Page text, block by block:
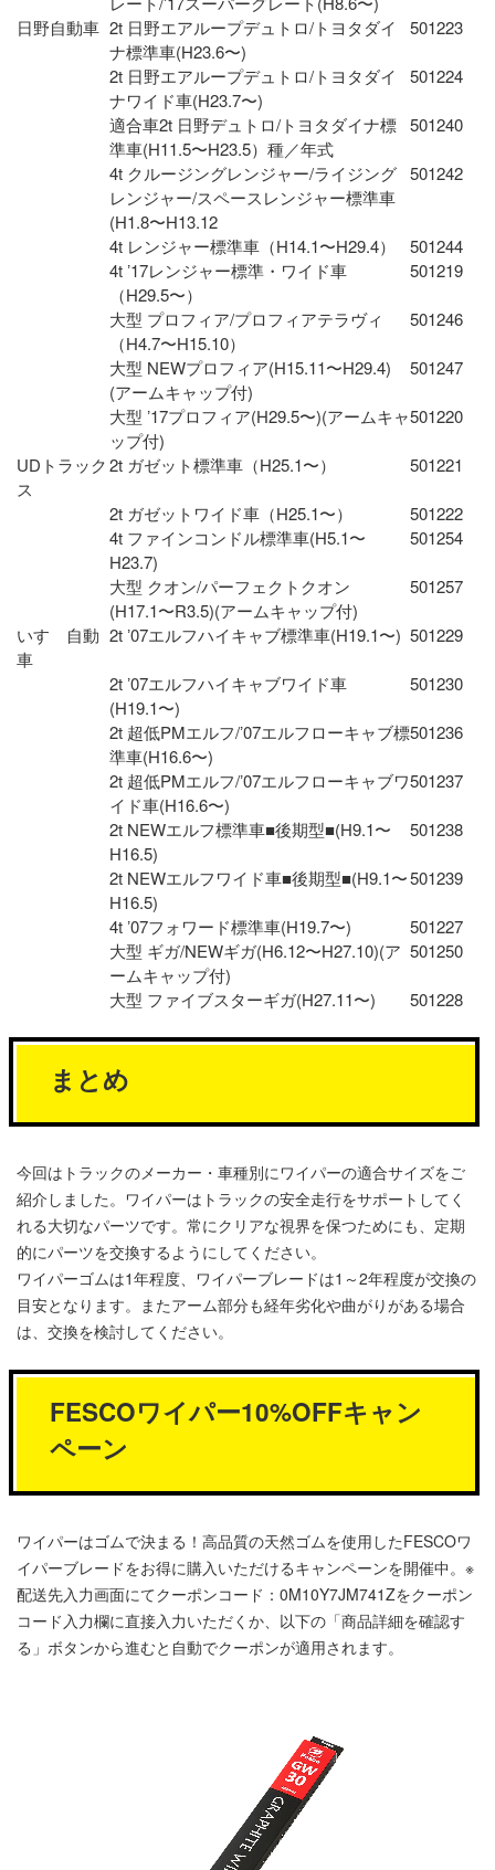
日野自動車 2t 日野エアループデュトロ/トヨタダイ
ナ標準車(H23.6〜)
501223
2t 日野エアループデュトロ/トヨタダイ
ナワイド車(H23.7〜)
501224
適合車2t 日野デュトロ/トヨタダイナ標
準車(H11.5〜H23.5）種／年式
501240
4t クルージングレンジャー/ライジング
レンジャー/スペースレンジャー標準車
(H1.8〜H13.12
501242
4t レンジャー標準車（H14.1〜H29.4）
501244
4t ʼ17レンジャー標準・ワイド車
（H29.5〜）
501219
大型 プロフィア/プロフィアテラヴィ
（H4.7〜H15.10）
501246
大型 NEWプロフィア(H15.11〜H29.4)
(アームキャップ付)
501247
大型 ʼ17プロフィア(H29.5〜)(アームキャ
ップ付)
501220
UDトラック
ス
2t ガゼット標準車（H25.1〜） 501221
2t ガゼットワイド車（H25.1〜）
501222
4t ファインコンドル標準車(H5.1〜
H23.7)
501254
大型 クオン/パーフェクトクオン
(H17.1〜R3.5)(アームキャップ付)
501257
いすゞ自動
車
2t ʼ07エルフハイキャブ標準車(H19.1〜) 501229
2t ʼ07エルフハイキャブワイド車
(H19.1〜)
501230
2t 超低PMエルフ/ʼ07エルフローキャブ標
準車(H16.6〜)
501236
2t 超低PMエルフ/ʼ07エルフローキャブワ
イド車(H16.6〜)
501237
2t NEWエルフ標準車■後期型■(H9.1〜
H16.5)
501238
2t NEWエルフワイド車■後期型■(H9.1〜
H16.5)
501239
4t ʼ07フォワード標準車(H19.7〜)
501227
大型 ギガ/NEWギガ(H6.12〜H27.10)(ア
ームキャップ付)
501250
大型 ファイブスターギガ(H27.11〜) 501228
まとめ
今回はトラックのメーカー・車種別にワイパーの適合サイズをご
紹介しました。ワイパーはトラックの安全走行をサポートしてく
れる大切なパーツです。常にクリアな視界を保つためにも、定期
的にパーツを交換するようにしてください。
ワイパーゴムは1年程度、ワイパーブレードは1～2年程度が交換の
目安となります。またアーム部分も経年劣化や曲がりがある場合
は、交換を検討してください。
FESCOワイパー10%OFFキャン
ペーン
ワイパーはゴムで決まる！高品質の天然ゴムを使用したFESCOワ
イパーブレードをお得に購入いただけるキャンペーンを開催中。 ※
配送先入力画面にてクーポンコード：0M10Y7JM741Zをクーポン
コード入力欄に直接入力いただくか、以下の「商品詳細を確認す
る」ボタンから進むと自動でクーポンが適用されます。